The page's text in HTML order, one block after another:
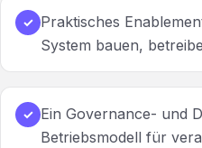
✓ Praktisches
System bauen,
✓ Ein Governance- und
Betriebsmodell für